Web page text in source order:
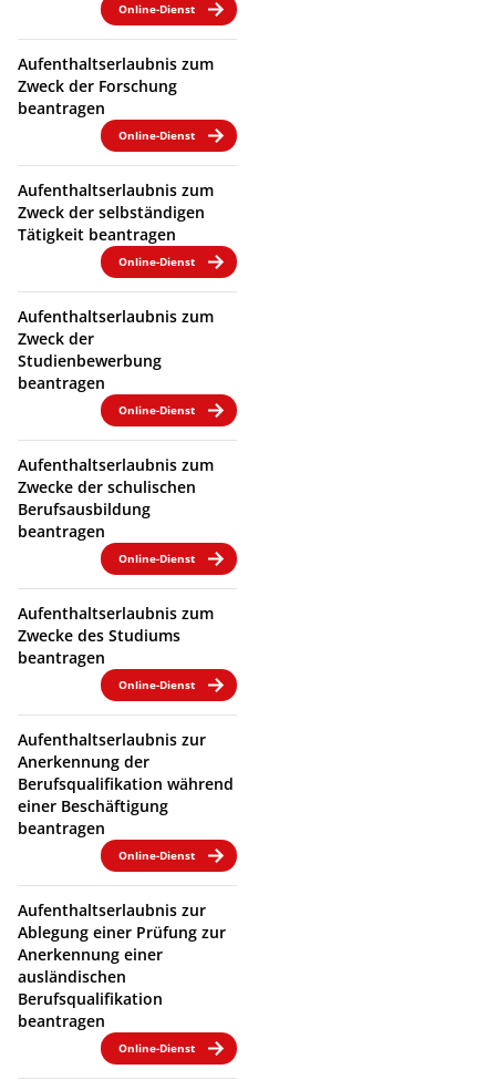
Online-Dienst
Aufenthaltserlaubnis zum
Zweck der Forschung
beantragen
Online-Dienst
Aufenthaltserlaubnis zum
Zweck der selbständigen
Tätigkeit beantragen
Online-Dienst
Aufenthaltserlaubnis zum
Zweck der
Studienbewerbung
beantragen
Online-Dienst
Aufenthaltserlaubnis zum
Zwecke der schulischen
Berufsausbildung
beantragen
Online-Dienst
Aufenthaltserlaubnis zum
Zwecke des Studiums
beantragen
Online-Dienst
Aufenthaltserlaubnis zur
Anerkennung der
Berufsqualifikation während
einer Beschäftigung
beantragen
Online-Dienst
Aufenthaltserlaubnis zur
Ablegung einer Prüfung zur
Anerkennung einer
ausländischen
Berufsqualifikation
beantragen
Online-Dienst